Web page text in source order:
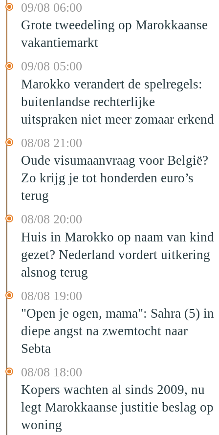
09/08 06:00
Grote tweedeling op Marokkaanse
vakantiemarkt
09/08 05:00
Marokko verandert de spelregels:
buitenlandse rechterlijke
uitspraken niet meer zomaar erkend
08/08 21:00
Oude visumaanvraag voor België?
Zo krijg je tot honderden euro’s
terug
08/08 20:00
Huis in Marokko op naam van kind
gezet? Nederland vordert uitkering
alsnog terug
08/08 19:00
"Open je ogen, mama": Sahra (5) in
diepe angst na zwemtocht naar
Sebta
08/08 18:00
Kopers wachten al sinds 2009, nu
legt Marokkaanse justitie beslag op
woning